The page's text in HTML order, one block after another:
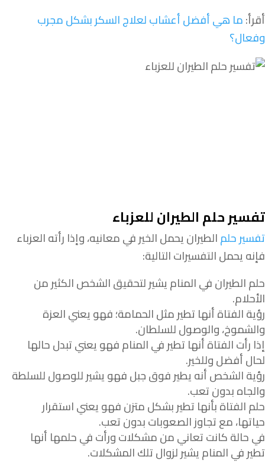
أقرأ:ما هي أفضل أعشاب لعلاج السكر بشكل مجرب
وفعال؟
تفسير حلم الطيران للعزباء
تفسير حلمالطيران يحمل الخير في معانيه، وإذا رأته العزباء
فإنه يحمل التفسيرات التالية:
حلم الطيران في المنام يشير لتحقيق الشخص الكثير من
الأحلام.
رؤية الفتاة أنها تطير مثل الحمامة؛ فهو يعني العزة
والشموخ، والوصول للسلطان.
إذا رأت الفتاة أنها تطير في المنام فهو يعني تبدل حالها
لحال أفضل وللخير.
رؤية الشخص أنه يطير فوق جبل فهو يشير للوصول للسلطة
والجاه بدون تعب.
حلم الفتاة بأنها تطير بشكل متزن فهو يعني استقرار
حياتها، مع تجاوز الصعوبات بدون تعب.
في حالة كانت تعاني من مشكلات ورأت في حلمها أنها
تطير في المنام يشير لزوال تلك المشكلات.